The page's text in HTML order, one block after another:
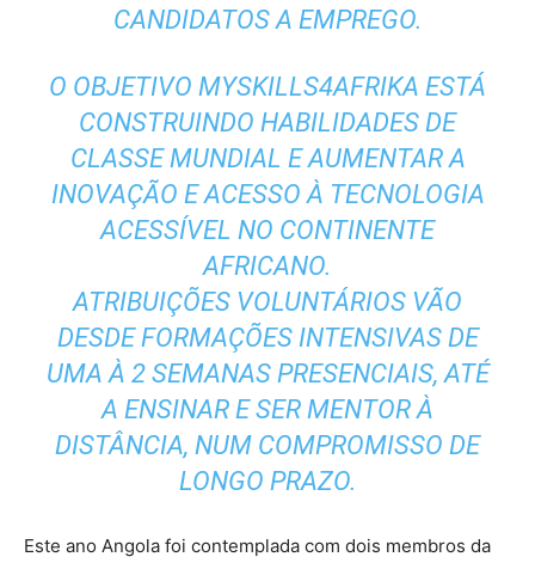
CANDIDATOS A EMPREGO.
O OBJETIVO MYSKILLS4AFRIKA ESTÁ
CONSTRUINDO HABILIDADES DE
CLASSE MUNDIAL E AUMENTAR A
INOVAÇÃO E ACESSO À TECNOLOGIA
ACESSÍVEL NO CONTINENTE
AFRICANO.
ATRIBUIÇÕES VOLUNTÁRIOS VÃO
DESDE FORMAÇÕES INTENSIVAS DE
UMA À 2 SEMANAS PRESENCIAIS, ATÉ
A ENSINAR E SER MENTOR À
DISTÂNCIA, NUM COMPROMISSO DE
LONGO PRAZO.
Este ano Angola foi contemplada com dois membros da